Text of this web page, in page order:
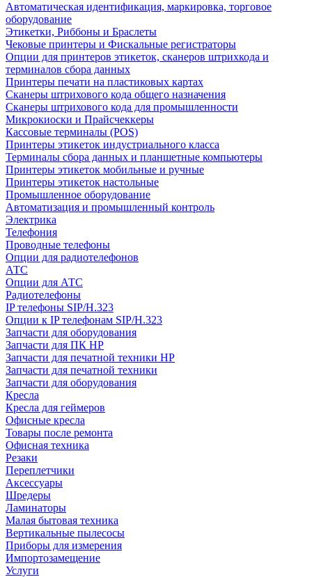
Автоматическая идентификация, маркировка, торговое
оборудование
Этикетки, Риббоны и Браслеты
Чековые принтеры и Фискальные регистраторы
Опции для принтеров этикеток, сканеров штрихкода и
терминалов сбора данных
Принтеры печати на пластиковых картах
Сканеры штрихового кода общего назначения
Сканеры штрихового кода для промышленности
Микрокиоски и Прайсчеккеры
Кассовые терминалы (POS)
Принтеры этикеток индустриального класса
Терминалы сбора данных и планшетные компьютеры
Принтеры этикеток мобильные и ручные
Принтеры этикеток настольные
Промышленное оборудование
Автоматизация и промышленный контроль
Электрика
Телефония
Проводные телефоны
Опции для радиотелефонов
АТС
Опции для АТС
Радиотелефоны
IP телефоны SIP/H.323
Опции к IP телефонам SIP/H.323
Запчасти для оборудования
Запчасти для ПК HP
Запчасти для печатной техники HP
Запчасти для печатной техники
Запчасти для оборудования
Кресла
Кресла для геймеров
Офисные кресла
Товары после ремонта
Офисная техника
Резаки
Переплетчики
Аксессуары
Шредеры
Ламинаторы
Малая бытовая техника
Вертикальные пылесосы
Приборы для измерения
Импортозамещение
Услуги